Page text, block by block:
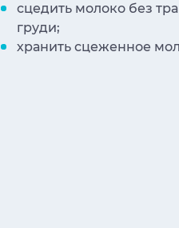
сцедить молоко без
груди;
хранить сцеженное